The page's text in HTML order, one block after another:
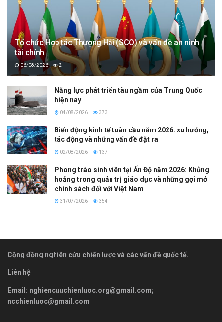
Tổ chức Hợp tác Thượng Hải (SCO) và vấn đề an ninh
tài chính
06/08/2026 2
Năng lực phát triển tàu ngầm của Trung Quốc
hiện nay
04/08/2026 373
Biến động kinh tế toàn cầu năm 2026: xu hướng,
tác động và những vấn đề đặt ra
02/08/2026 137
Phong trào sinh viên tại Ấn Độ năm 2026: Khủng
hoảng trong quản trị giáo dục và những gợi mở
chính sách đối với Việt Nam
31/07/2026 354
Cộng đồng nghiên cứu chiến lược và các vấn đề quốc tế.
Liên hệ
Email: nghiencuuchienluoc.org@gmail.com;
ncchienluoc@gmail.com